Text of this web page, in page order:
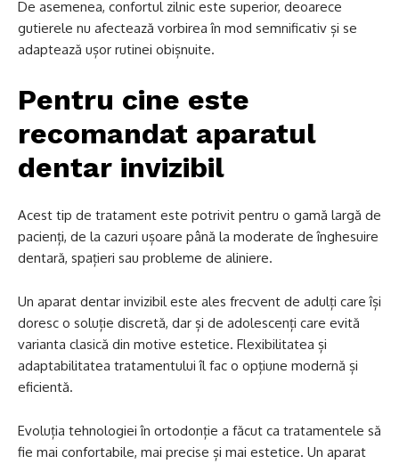
De asemenea, confortul zilnic este superior, deoarece
gutierele nu afectează vorbirea în mod semnificativ și se
adaptează ușor rutinei obișnuite.
Pentru cine este
recomandat aparatul
dentar invizibil
Acest tip de tratament este potrivit pentru o gamă largă de
pacienți, de la cazuri ușoare până la moderate de înghesuire
dentară, spațieri sau probleme de aliniere.
Un aparat dentar invizibil este ales frecvent de adulți care își
doresc o soluție discretă, dar și de adolescenți care evită
varianta clasică din motive estetice. Flexibilitatea și
adaptabilitatea tratamentului îl fac o opțiune modernă și
eficientă.
Evoluția tehnologiei în ortodonție a făcut ca tratamentele să
fie mai confortabile, mai precise și mai estetice. Un aparat